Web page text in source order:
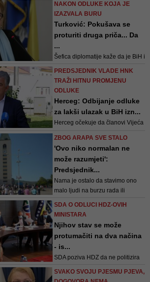
itekako pomaže BiH. Imamo
konkretan primjer gradnje dijela
bolnice u Mostaru, poručio je
Josip Grubeša
NAKON ODLUKE KOJA JE
IZAZVALA BURU
Turković: Pokušava se
proturiti druga priča... Da
...
Šefica diplomatije kaže da je BiH i
"u potpunosti u skladu s
PREDSJEDNIK VLADE HNK
TRAŽI HITNU PROMJENU
ODLUKE
Herceg: Odbijanje odluke
za lakši ulazak u BiH izn...
Herceg očekuje da članovi Vijeća
kojom će se omogućiti
jednostavniji prelazak državne
granice i time podrže sektor
turizma u BiH"
ZBOG ARAPA SVE STALO
'Ovo niko normalan ne
može razumjeti':
Predsjednik...
Nama je ostalo da stavimo ono
malo ljudi na burzu rada ili
SDA O ODLUCI HDZ-OVIH
MINISTARA
Njihov stav se može
protumačiti na dva načina
- is...
SDA poziva HDZ da ne politizira
SVAKO SVOJU PJESMU PJEVA,